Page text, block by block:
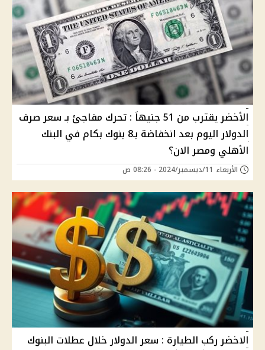
الأخضر يقترب من 51 جنيهاَ : تحرك مفاجئ بـ سعر صرف
الدولار اليوم بعد انخفاضة بـ8 بنوك بكام في البنك
الأهلي ومصر الان؟
الأربعاء 11/ديسمبر/2024 - 08:26 ص
اﻻخضر ركب الطيارة : سعر الدوﻻر خلال عطلات البنوك